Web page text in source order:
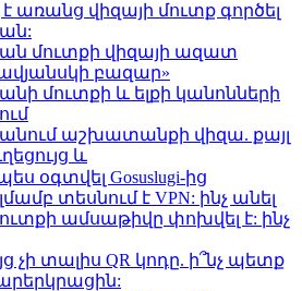
առանց վիզայի մուտք գործել
մուտքի վիզայի ազատ
բազար»
մուտքի և ելքի կանոնների
աշխատանքի վիզա. քայլ
և
օգտվել Gosuslugi-ից
տեսնում է VPN: ինչ անել
ամսաթիվը փոխվել է: ինչ
չի տալիս QR կոդը. ի՞նչ պետք